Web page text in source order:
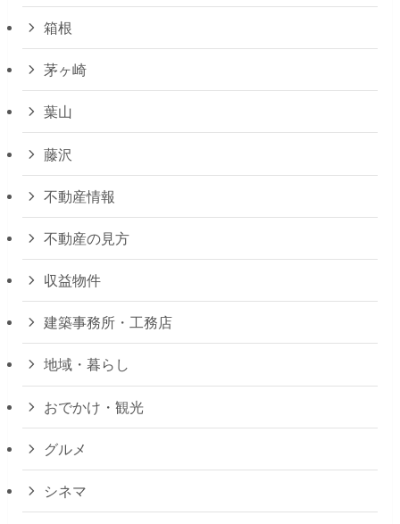
箱根
茅ヶ崎
葉山
藤沢
不動産情報
不動産の見方
収益物件
建築事務所・工務店
地域・暮らし
おでかけ・観光
グルメ
シネマ